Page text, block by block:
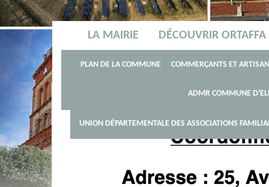
LA MAIRIE DÉCOUVRIR ORTAFFA
PLAN DE LA COMMUNE COMMERÇANTS ET
AIDE ALIMENTAIRE APF EAU
ADMR COMMUNE
UNION DÉPARTEMENTALE DES ASSOCIATIONS
HISTOIRE DE LA